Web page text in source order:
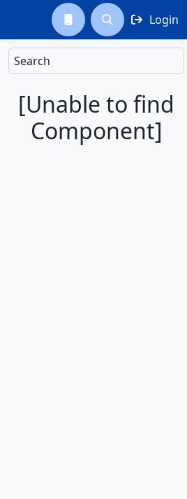
  Login
Search
[Unable to find
Component]